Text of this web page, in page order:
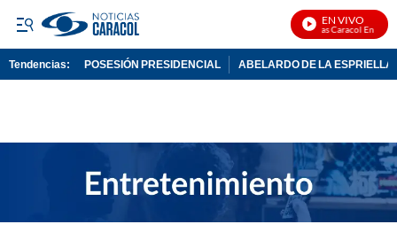
EN VIVO
Noticias Caracol En Vivo
Tendencias: POSESIÓN PRESIDENCIAL ABELARDO DE LA ESPRIELLA